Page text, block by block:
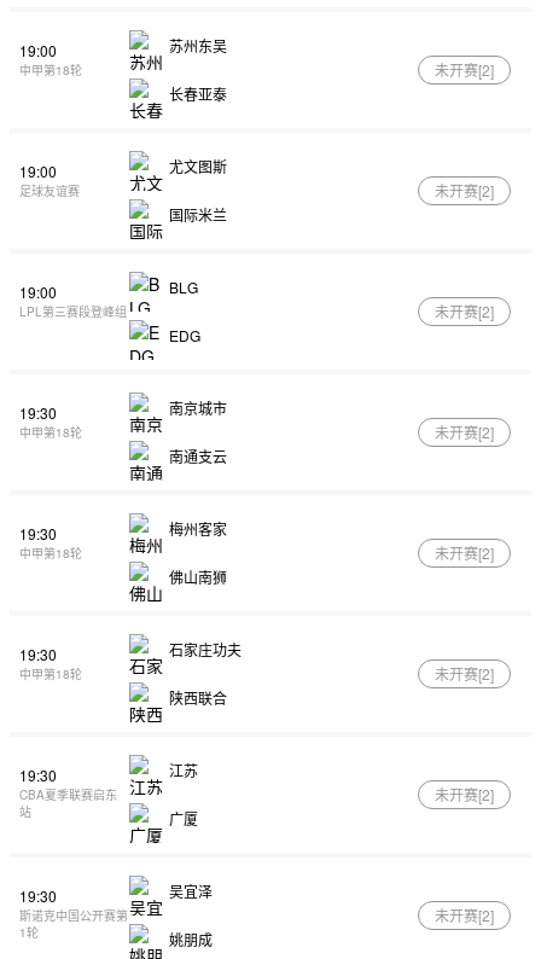
19:00
中甲第18轮
苏州东吴
长春亚泰
未开赛[2]
19:00
足球友谊赛
尤文图斯
国际米兰
未开赛[2]
19:00
LPL第三赛段登峰组
BLG
EDG
未开赛[2]
19:30
中甲第18轮
南京城市
南通支云
未开赛[2]
19:30
中甲第18轮
梅州客家
佛山南狮
未开赛[2]
19:30
中甲第18轮
石家庄功夫
陕西联合
未开赛[2]
19:30
CBA夏季联赛启东
站
江苏
广厦
未开赛[2]
19:30
斯诺克中国公开赛第
1轮
吴宜泽
姚朋成
未开赛[2]